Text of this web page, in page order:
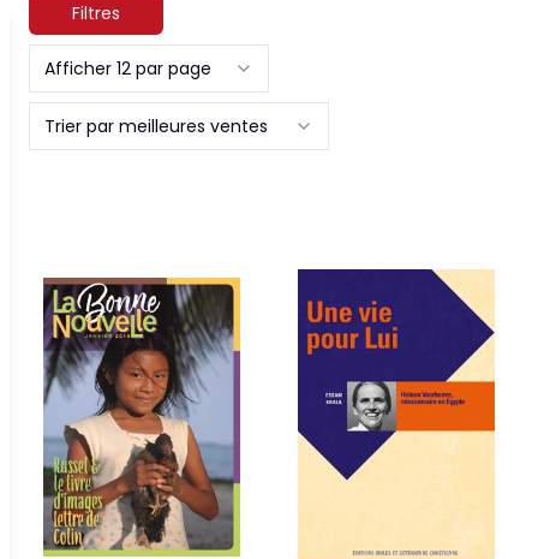
Filtres
Afficher 12 par page
Trier par meilleures ventes